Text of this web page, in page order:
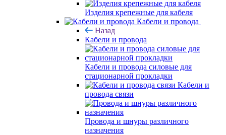
Изделия крепежные для кабеля
Кабели и провода
Назад
Кабели и провода
Кабели и провода силовые для
стационарной прокладки
Кабели и
провода связи
Провода и шнуры различного
назначения